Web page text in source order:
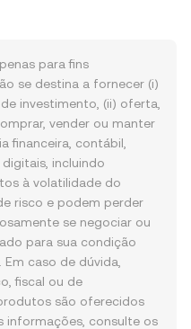
para fins
se destina a fornecer (i)
investimento, (ii) oferta,
vender ou manter
financeira, contábil,
incluindo
à volatilidade do
risco e podem perder
se negociar ou
para sua condição
caso de dúvida,
fiscal ou de
são oferecidos
informações, consulte os